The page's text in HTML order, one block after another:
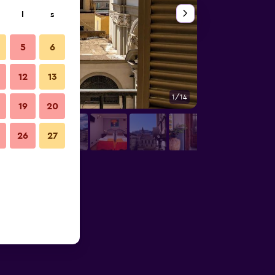
1/14
s
5 6
12 13
19 20
26 27